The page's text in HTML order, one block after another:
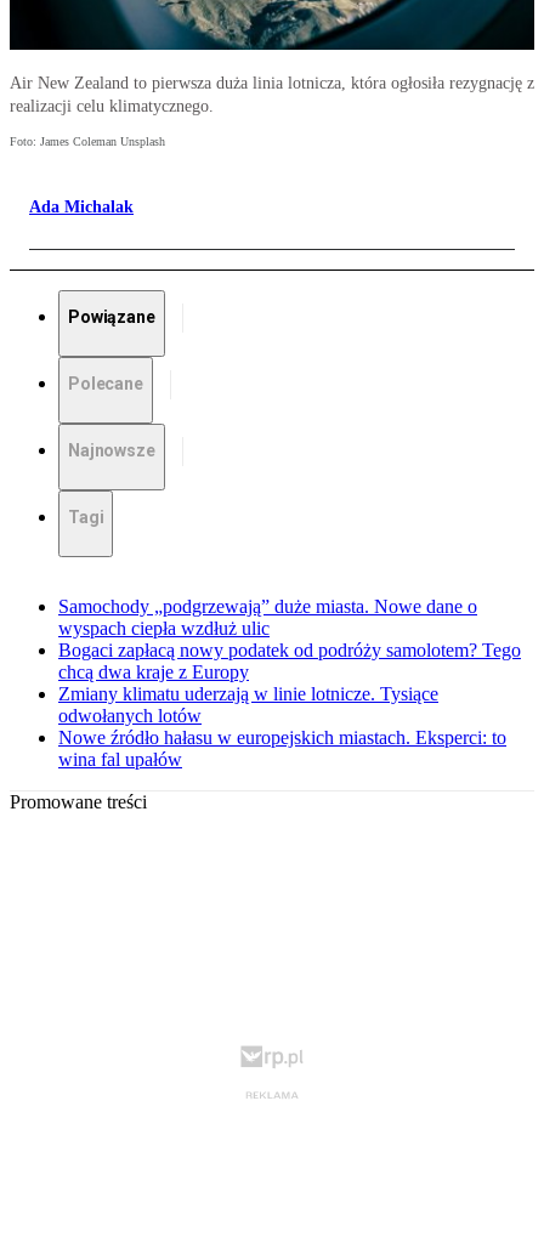
Air New Zealand to pierwsza duża linia lotnicza, która ogłosiła rezygnację z
realizacji celu klimatycznego.
Foto: James Coleman Unsplash
Ada Michalak
Powiązane
Polecane
Najnowsze
Tagi
Samochody „podgrzewają” duże miasta. Nowe dane o
wyspach ciepła wzdłuż ulic
Bogaci zapłacą nowy podatek od podróży samolotem? Tego
chcą dwa kraje z Europy
Zmiany klimatu uderzają w linie lotnicze. Tysiące
odwołanych lotów
Nowe źródło hałasu w europejskich miastach. Eksperci: to
wina fal upałów
Promowane treści